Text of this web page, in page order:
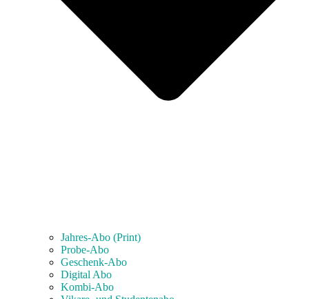
Jahres-Abo (Print)
Probe-Abo
Geschenk-Abo
Digital Abo
Kombi-Abo